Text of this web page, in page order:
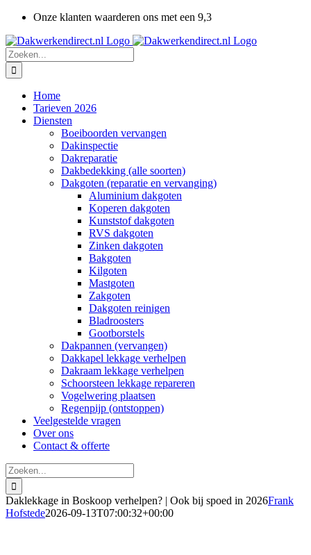
inhoud
Onze klanten waarderen ons met een 9,3
Zoeken
naar:
Home
Tarieven 2026
Diensten
Boeiboorden vervangen
Dakinspectie
Dakreparatie
Dakbedekking (alle soorten)
Dakgoten (reparatie en vervanging)
Aluminium dakgoten
Koperen dakgoten
Kunststof dakgoten
RVS dakgoten
Zinken dakgoten
Bakgoten
Kilgoten
Mastgoten
Zakgoten
Dakgoten reinigen
Bladroosters
Gootborstels
Dakpannen (vervangen)
Dakkapel lekkage verhelpen
Dakraam lekkage verhelpen
Schoorsteen lekkage repareren
Vogelwering plaatsen
Regenpijp (ontstoppen)
Veelgestelde vragen
Over ons
Contact & offerte
Zoeken
naar:
Daklekkage in Boskoop verhelpen? | Ook bij spoed in 2026Frank
Hofstede2026-09-13T07:00:32+00:00